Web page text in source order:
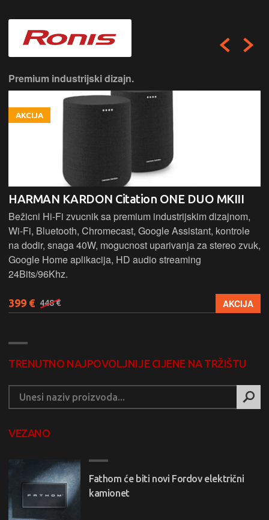
Premium industrijski dizajn.
AKCIJA
HARMAN KARDON Citation ONE DUO MKIII
Bežicni Hi-Fi zvucnik sa premium industrijskim dizajnom,
Wi-Fi, Bluetooth, Chromecast, Google Assistant, kontrole
na dodir, snaga 40W, mogucnost uparivanja za stereo zvuk,
Google Home aplikacija, HD audio streaming
24Bits/96Khz.
399 € 448 € AKCIJA
TRENUTNO NAJPOVOLJNIJE CIJENE NA TRŽIŠTU
VEZANO
Fathom će biti novi Fordov električni
kamionet